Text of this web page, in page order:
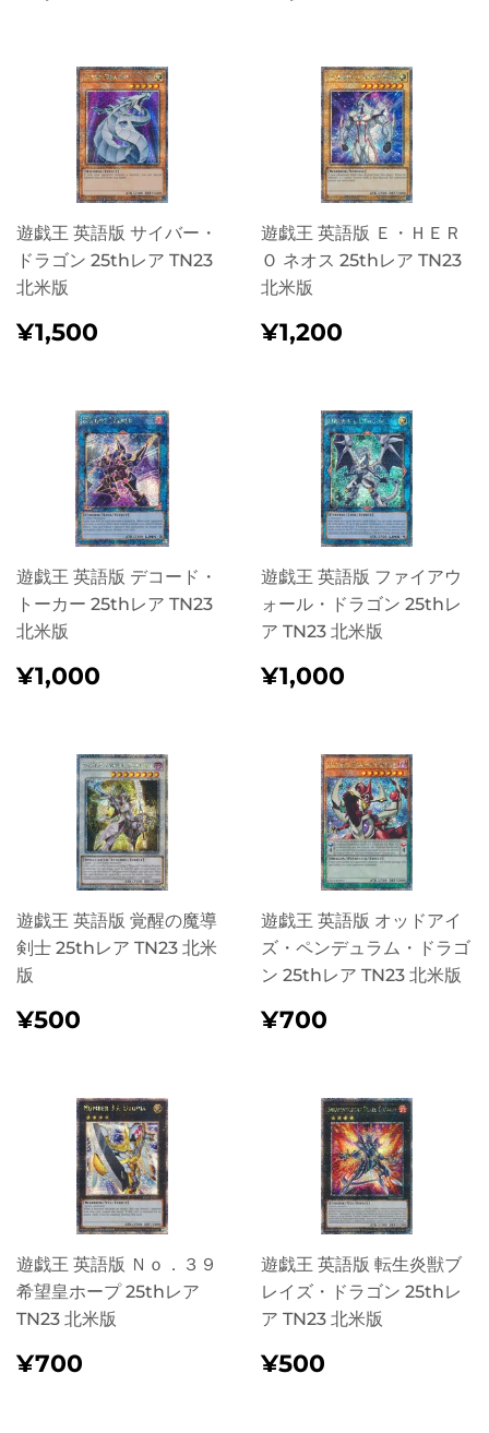
가 가
遊戯王 英語版 サイバー・
ドラゴン 25thレア TN23
北米版
정
가
¥1,500
遊戯王 英語版 Ｅ・ＨＥＲ
Ｏ ネオス 25thレア TN23
北米版
정
가
¥1,200
遊戯王 英語版 デコード・
トーカー 25thレア TN23
北米版
정
가
¥1,000
遊戯王 英語版 ファイアウ
ォール・ドラゴン 25thレ
ア TN23 北米版
정
가
¥1,000
遊戯王 英語版 覚醒の魔導
剣士 25thレア TN23 北米
版
정
가
¥500
遊戯王 英語版 オッドアイ
ズ・ペンデュラム・ドラゴ
ン 25thレア TN23 北米版
정
¥700
遊戯王 英語版 Ｎｏ．３９
希望皇ホープ 25thレア
TN23 北米版
정
¥700
遊戯王 英語版 転生炎獣ブ
レイズ・ドラゴン 25thレ
ア TN23 北米版
정
가
¥500